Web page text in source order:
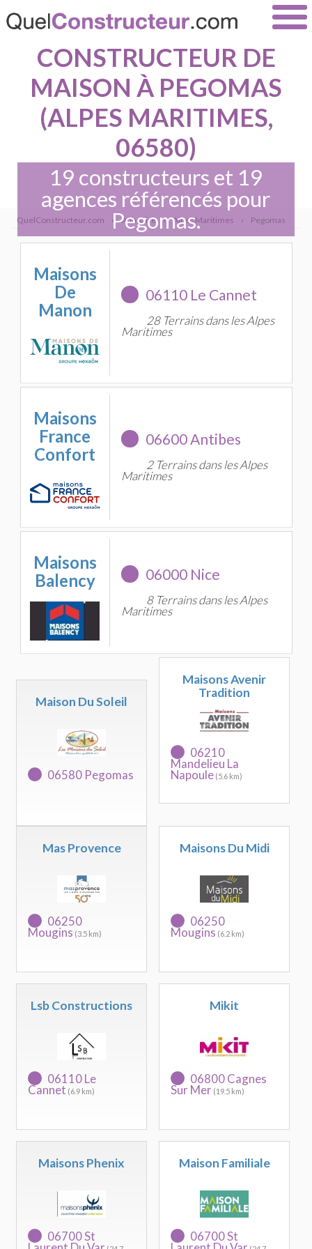
CONSTRUCTEUR DE
MAISON À PEGOMAS
(ALPES MARITIMES,
06580)
19 constructeurs et 19
agences référencés pour
Pegomas.
QuelConstructeur.com › Annuaire › Alpes Maritimes › Pegomas
Maisons
De
Manon
06110 Le Cannet
28 Terrains dans les Alpes
Maritimes
Maisons
France
Confort
06600 Antibes
2 Terrains dans les Alpes
Maritimes
Maisons
Balency
06000 Nice
8 Terrains dans les Alpes
Maritimes
Maison Du Soleil
06580 Pegomas
Maisons Avenir
Tradition
06210
Mandelieu La
Napoule (5.6 km)
Mas Provence
06250
Mougins (3.5 km)
Maisons Du Midi
06250
Mougins (6.2 km)
Lsb Constructions
06110 Le
Cannet (6.9 km)
Mikit
06800 Cagnes
Sur Mer (19.5 km)
Maisons Phenix
06700 St
Maison Familiale
06700 St